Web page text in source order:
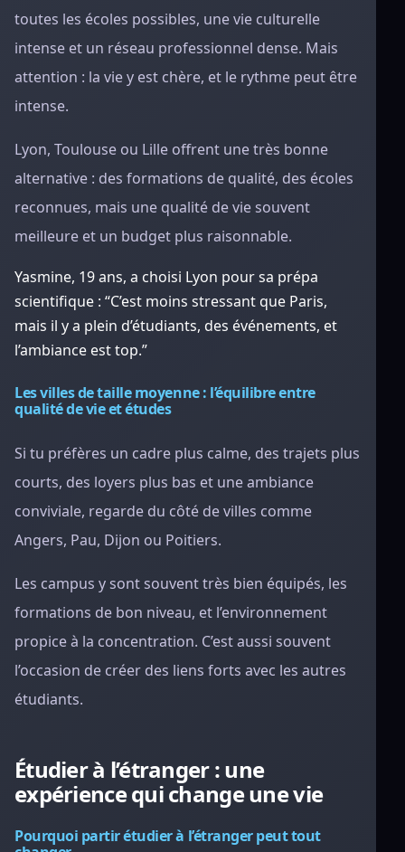
toutes les écoles possibles, une vie culturelle
intense et un réseau professionnel dense. Mais
attention : la vie y est chère, et le rythme peut être
intense.
Lyon, Toulouse ou Lille offrent une très bonne
alternative : des formations de qualité, des écoles
reconnues, mais une qualité de vie souvent
meilleure et un budget plus raisonnable.
Yasmine, 19 ans, a choisi Lyon pour sa prépa
scientifique : “C’est moins stressant que Paris,
mais il y a plein d’étudiants, des événements, et
l’ambiance est top.”
Les villes de taille moyenne : l’équilibre entre
qualité de vie et études
Si tu préfères un cadre plus calme, des trajets plus
courts, des loyers plus bas et une ambiance
conviviale, regarde du côté de villes comme
Angers, Pau, Dijon ou Poitiers.
Les campus y sont souvent très bien équipés, les
formations de bon niveau, et l’environnement
propice à la concentration. C’est aussi souvent
l’occasion de créer des liens forts avec les autres
étudiants.
Étudier à l’étranger : une
expérience qui change une vie
Pourquoi partir étudier à l’étranger peut tout